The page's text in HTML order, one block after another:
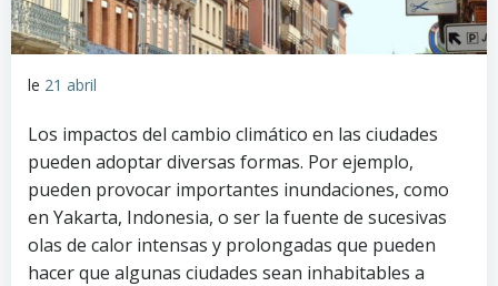
le 21 abril
Los impactos del cambio climático en las ciudades
pueden adoptar diversas formas. Por ejemplo,
pueden provocar importantes inundaciones, como
en Yakarta, Indonesia, o ser la fuente de sucesivas
olas de calor intensas y prolongadas que pueden
hacer que algunas ciudades sean inhabitables a